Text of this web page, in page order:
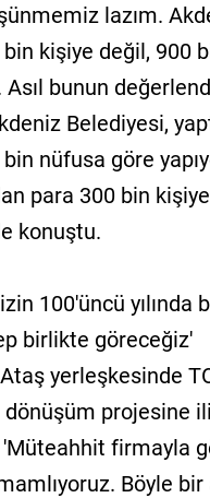
lazım.
kişiye değil, 900
bunun
Belediyesi,
nüfusa göre
para 300 bin
konuştu.
100'üncü yılında
birlikte göreceğiz'
yerleşkesinde
dönüşüm projesine
'Müteahhit firmayla
Böyle bir